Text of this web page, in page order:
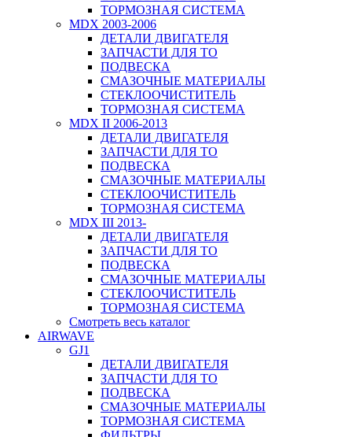
ТОРМОЗНАЯ СИСТЕМА
MDX 2003-2006
ДЕТАЛИ ДВИГАТЕЛЯ
ЗАПЧАСТИ ДЛЯ ТО
ПОДВЕСКА
СМАЗОЧНЫЕ МАТЕРИАЛЫ
СТЕКЛООЧИСТИТЕЛЬ
ТОРМОЗНАЯ СИСТЕМА
MDX II 2006-2013
ДЕТАЛИ ДВИГАТЕЛЯ
ЗАПЧАСТИ ДЛЯ ТО
ПОДВЕСКА
СМАЗОЧНЫЕ МАТЕРИАЛЫ
СТЕКЛООЧИСТИТЕЛЬ
ТОРМОЗНАЯ СИСТЕМА
MDX III 2013-
ДЕТАЛИ ДВИГАТЕЛЯ
ЗАПЧАСТИ ДЛЯ ТО
ПОДВЕСКА
СМАЗОЧНЫЕ МАТЕРИАЛЫ
СТЕКЛООЧИСТИТЕЛЬ
ТОРМОЗНАЯ СИСТЕМА
Смотреть весь каталог
AIRWAVE
GJ1
ДЕТАЛИ ДВИГАТЕЛЯ
ЗАПЧАСТИ ДЛЯ ТО
ПОДВЕСКА
СМАЗОЧНЫЕ МАТЕРИАЛЫ
ТОРМОЗНАЯ СИСТЕМА